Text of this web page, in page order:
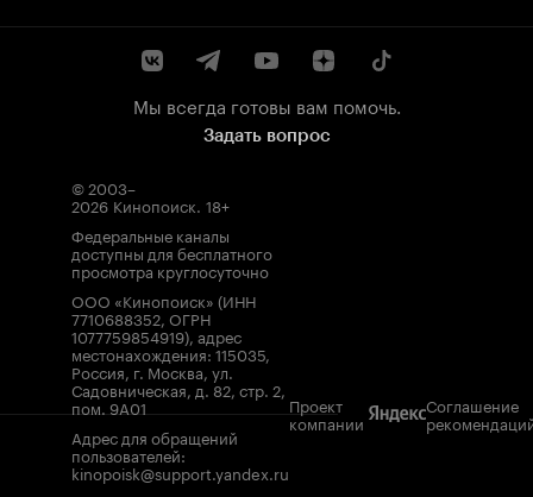
Мы всегда готовы вам помочь.
Задать вопрос
© 2003–
2026 Кинопоиск. 18+
Федеральные каналы
доступны для бесплатного
просмотра круглосуточно
ООО «Кинопоиск» (ИНН
7710688352, ОГРН
1077759854919), адрес
местонахождения: 115035,
Россия, г. Москва, ул.
Садовническая, д. 82, стр. 2,
пом. 9А01
Адрес для обращений
пользователей:
kinopoisk@support.yandex.ru
Проект
компании
Соглашение